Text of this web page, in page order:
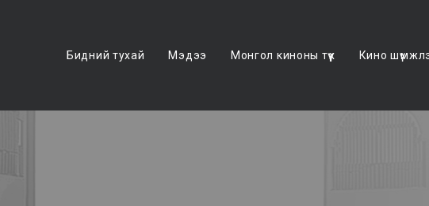
Бидний тухай Мэдээ Монгол киноны түүх Кино